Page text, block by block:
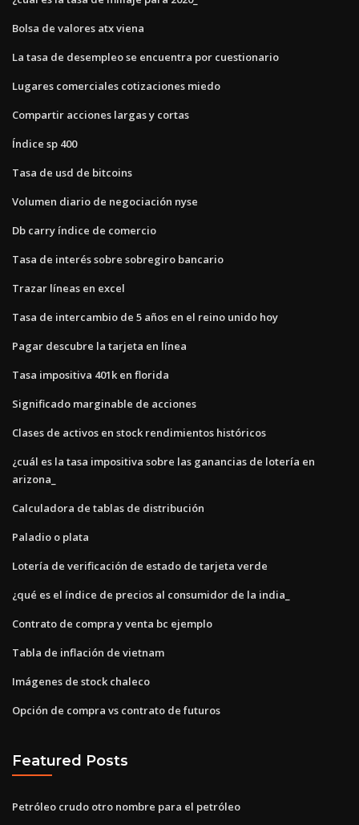
Bolsa de valores atx viena
La tasa de desempleo se encuentra por cuestionario
Lugares comerciales cotizaciones miedo
Compartir acciones largas y cortas
Índice sp 400
Tasa de usd de bitcoins
Volumen diario de negociación nyse
Db carry índice de comercio
Tasa de interés sobre sobregiro bancario
Trazar líneas en excel
Tasa de intercambio de 5 años en el reino unido hoy
Pagar descubre la tarjeta en línea
Tasa impositiva 401k en florida
Significado marginable de acciones
Clases de activos en stock rendimientos históricos
¿cuál es la tasa impositiva sobre las ganancias de lotería en
arizona_
Calculadora de tablas de distribución
Paladio o plata
Lotería de verificación de estado de tarjeta verde
¿qué es el índice de precios al consumidor de la india_
Contrato de compra y venta bc ejemplo
Tabla de inflación de vietnam
Imágenes de stock chaleco
Opción de compra vs contrato de futuros
Featured Posts
Petróleo crudo otro nombre para el petróleo